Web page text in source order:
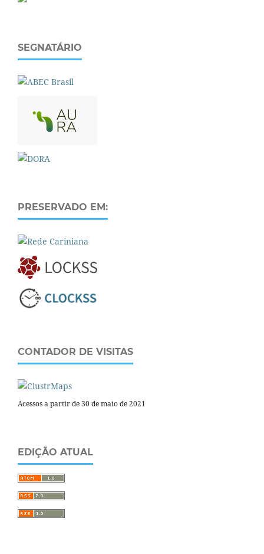
SEGNATÁRIO
PRESERVADO EM:
CONTADOR DE VISITAS
Acessos a partir de 30 de maio de 2021
EDIÇÃO ATUAL